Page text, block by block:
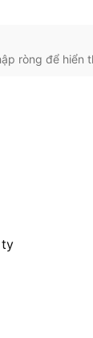
ròng để hiển
ty